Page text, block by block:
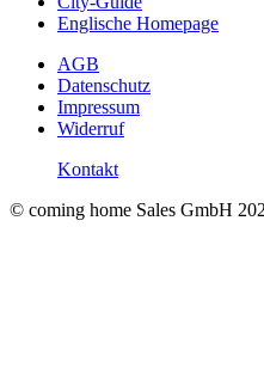
Englische Homepage
AGB
Datenschutz
Impressum
Widerruf
Kontakt
© coming home Sales GmbH